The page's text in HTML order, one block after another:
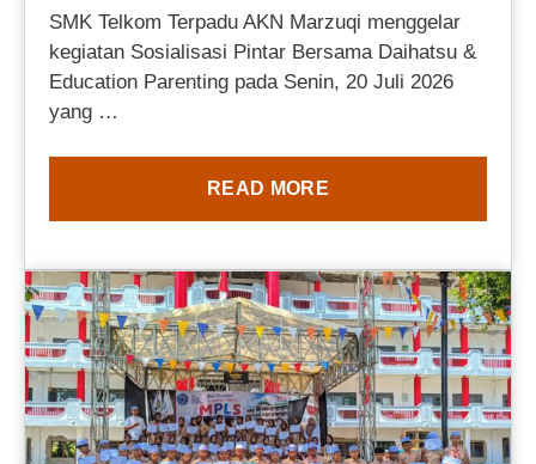
SMK Telkom Terpadu AKN Marzuqi menggelar
kegiatan Sosialisasi Pintar Bersama Daihatsu &
Education Parenting pada Senin, 20 Juli 2026
yang …
READ MORE